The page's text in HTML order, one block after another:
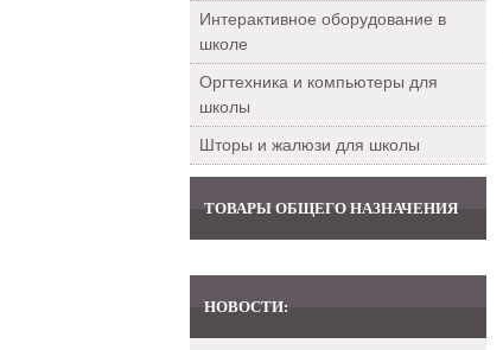
Интерактивное оборудование в
школе
Оргтехника и компьютеры для
школы
Шторы и жалюзи для школы
ТОВАРЫ ОБЩЕГО НАЗНАЧЕНИЯ
НОВОСТИ: